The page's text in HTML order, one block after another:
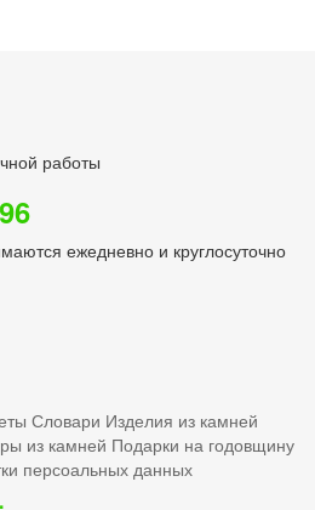
работы
ежедневно и круглосуточно
Словари Изделия из камней
из камней Подарки на годовщину
персоальных данных